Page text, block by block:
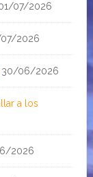
07/2026
2026
30/06/2026
a los
2026